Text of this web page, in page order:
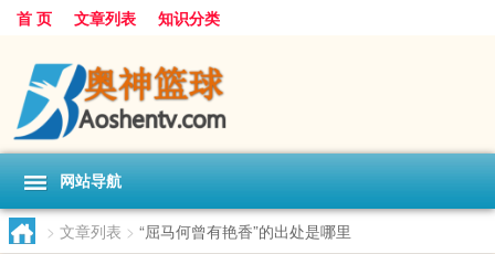
首 页 文章列表 知识分类
网站导航
> 文章列表 > “屈马何曾有艳香”的出处是哪里